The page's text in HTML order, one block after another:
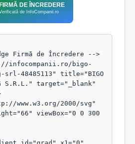
DE ÎNCREDERE
de InfoCompanii.ro
Firmă de Încredere -->
infocompanii.ro/bigo-
48485113" title="BIGO
S.R.L." target="_blank"
www.w3.org/2000/svg"
viewBox="0 0 300